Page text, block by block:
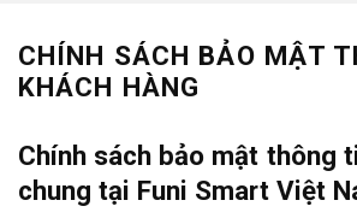
CHÍNH SÁCH BẢO MẬT
KHÁCH HÀNG
Chính sách bảo mật thông
chung tại Funi Smart Việt